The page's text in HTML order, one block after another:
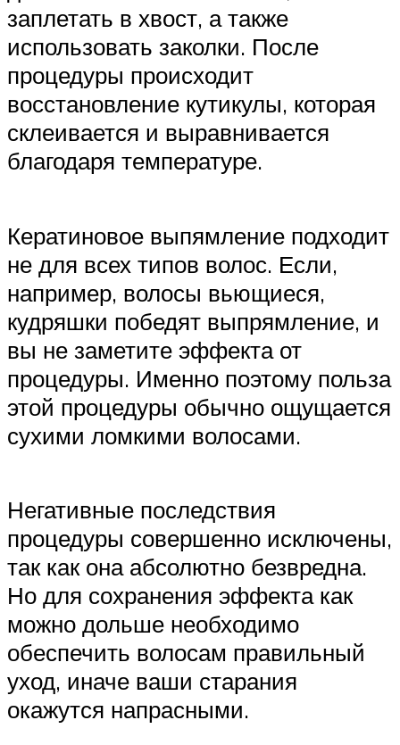
заплетать в хвост, а также
использовать заколки. После
процедуры происходит
восстановление кутикулы, которая
склеивается и выравнивается
благодаря температуре.
Кератиновое выпямление подходит
не для всех типов волос. Если,
например, волосы вьющиеся,
кудряшки победят выпрямление, и
вы не заметите эффекта от
процедуры. Именно поэтому польза
этой процедуры обычно ощущается
сухими ломкими волосами.
Негативные последствия
процедуры совершенно исключены,
так как она абсолютно безвредна.
Но для сохранения эффекта как
можно дольше необходимо
обеспечить волосам правильный
уход, иначе ваши старания
окажутся напрасными.